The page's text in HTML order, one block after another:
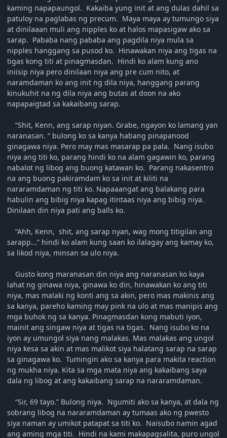
kaming napapaungol. Kakaiba yung init at ang dulas dahil sa
patuloy na paglabas ng precum. Maya maya ay tumungo siya
at dinilaaan muli ang nipples ko at halos mapasigaw ako sa
sarap. Pababa nang pababa ang pagdila niya mula sa
nipples hanggang sa pusod ko. Hinawakan niya ang tigas na
tigas kong titi at pinagmasdan. Hindi ko alam kung ano
iniisip niya pero dinilaan niya ang pre cum nito, at
naramdaman ko ang init ng dila niya, hanggang parang
kinukuhit na ng dila niya ang butas at doon na ako
napapaigtad sa kakaibang sarap.
“Shit, Kenn, ang sarap niyan. Grabe, ngayon ko lamang yan
naranasan. “ bulong ko sa kanya habang pinapanood
ginagawa niya. Pero may mas masarap pa pala. Nang isubo
niya ang titi ko, parang hindi ko na alam gagawin ko, parang
nabalot ng libog ang buong katawan ko. Parang nakasentro
na ang buong pakiramdam ko sa init at kiliti na
nararamdaman ng titi ko. Napaaangat ang balakang para
habulin ang bibig niya kapag itintaas niya ang bibig niya.
Dinilaan din niya pati ang balls ko.
“Ahh, Kenn, shit, ang sarap nyan, wag mong titigilan ang
sarapp...” hindi ko alam kung saan ko ilalagay ang kamay ko,
sa likod niya, minsan sa ulo niya.
Gusto kong maranasan din niya ang naranasan ko kaya
lahat ng ginawa niya, ginawa ko din, hinawakan ko ang titi
niya, mas malaki ng konti ang sa akin, pero mas makinis ang
sa kanya, pareho kaming may pink na ulo at mas manipis ang
mga buhok ng sa kanya. Pinagmasdan kong mabuti iyon,
mainit ang singaw niya at tigas na tigas. Nang isubo ko na
iyon ay umungol siya nang malakas. Mas malakas ang ungol
niya kesa sa akin at mas malikot siya halatang sarap na sarap
sa ginagawa ko. Tumingin ako sa kanya para makita reaction
ng mukha niya. Kita sa mga mata niya ang kakaibang saya
dala ng libog at ang kakaibang sarap na nararamdaman.
“Sir, 69 tayo.” Bulong niya. Ngumiti ako sa kanya, at dala ng
sobrang libog na nararamdaman ay tumaas ako ng pwesto
siya naman ay umikot patapat sa titi ko. Naisubo namin agad
ang aming mga titi. Hindi na kami makapagsalita, puro ungol